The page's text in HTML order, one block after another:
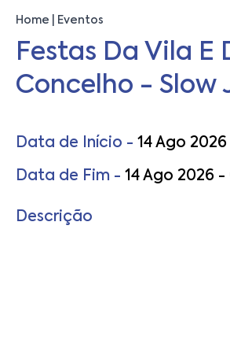
Home Eventos
Festas Da Vila E
Concelho - Slow
Data de Início - 14 Ago
Data de Fim - 14 Ago 2026 -
Descrição